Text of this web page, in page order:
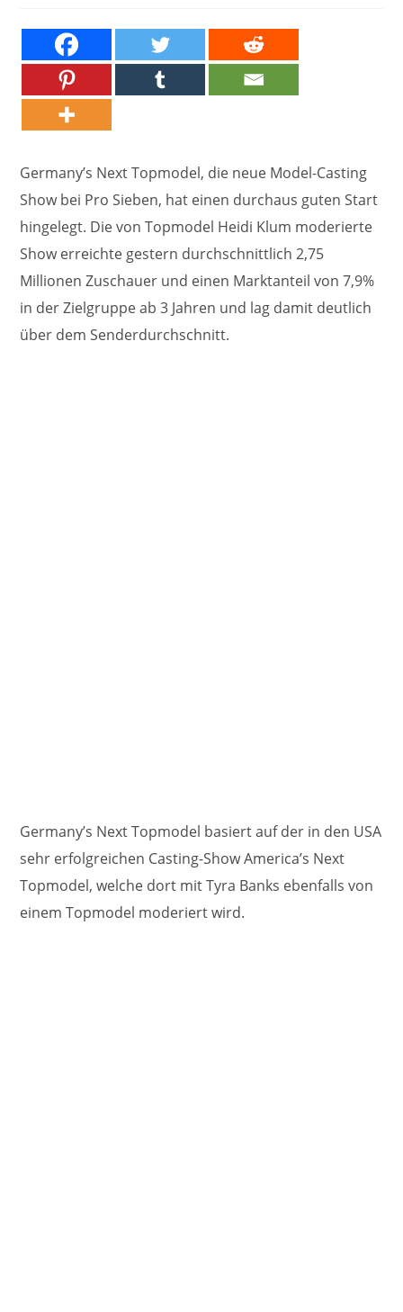
Germany’s Next Topmodel, die neue Model-Casting
Show bei Pro Sieben, hat einen durchaus guten Start
hingelegt. Die von Topmodel Heidi Klum moderierte
Show erreichte gestern durchschnittlich 2,75
Millionen Zuschauer und einen Marktanteil von 7,9%
in der Zielgruppe ab 3 Jahren und lag damit deutlich
über dem Senderdurchschnitt.
Germany’s Next Topmodel basiert auf der in den USA
sehr erfolgreichen Casting-Show America’s Next
Topmodel, welche dort mit Tyra Banks ebenfalls von
einem Topmodel moderiert wird.